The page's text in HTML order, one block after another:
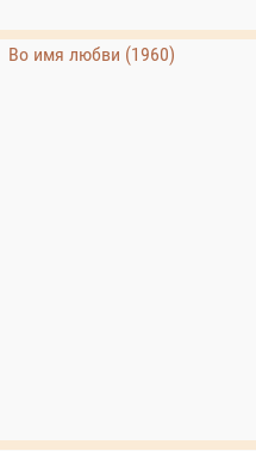
Во имя любви (1960)